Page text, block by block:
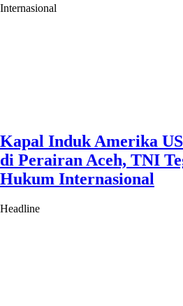
Internasional
Kapal Induk Amerika
di Perairan Aceh, TNI
Hukum Internasional
Headline